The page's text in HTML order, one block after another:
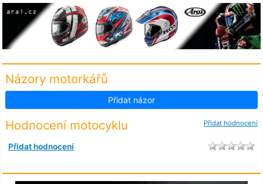
Názory motorkářů
Přidat názor
Přidat hodnocení
Hodnocení motocyklu
Přidat hodnocení